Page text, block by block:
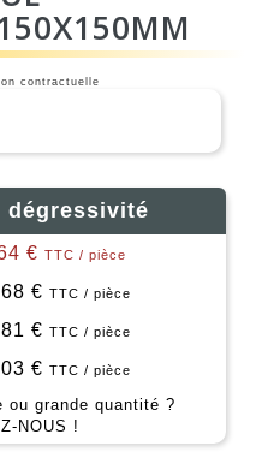
contractuelle
dégressivité
€ TTC / pièce
€ TTC / pièce
€ TTC / pièce
€ TTC / pièce
ou grande quantité ?
NOUS !